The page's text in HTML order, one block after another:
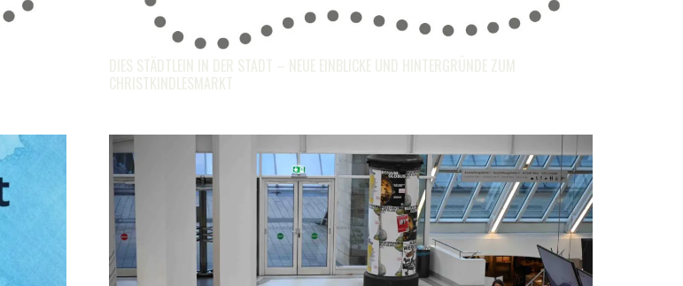
DIES STÄDTLEIN IN DER STADT – NEUE EINBLICKE UND HINTERGRÜNDE ZUM
CHRISTKINDLESMARKT